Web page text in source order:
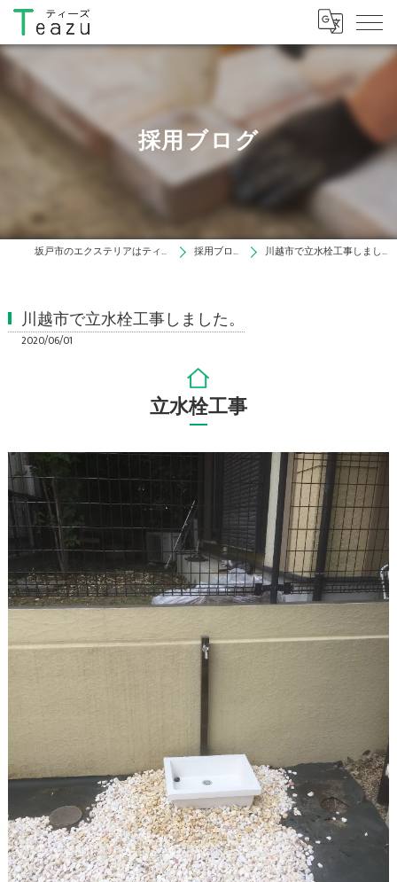
採用ブログ
坂戸市のエクステリアはティーズ 採用ブログ 川越市で立水栓工事しました。
川越市で立水栓工事しました。
2020/06/01
立水栓工事